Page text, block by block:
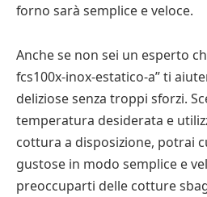
forno sarà semplice e veloce.
Anche se non sei un esperto
fcs100x-inox-estatico-a” ti
deliziose senza troppi sforzi.
temperatura desiderata e
cottura a disposizione, potrai
gustose in modo semplice e
preoccuparti delle cotture